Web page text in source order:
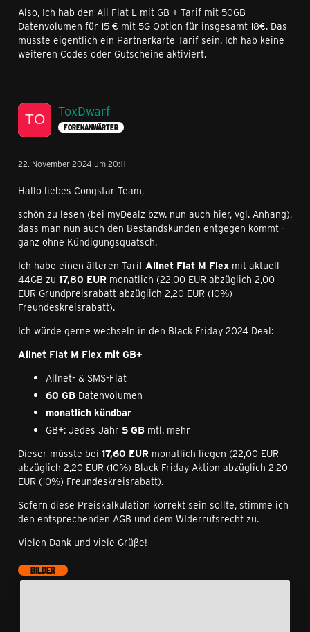
Also, Ich hab den All Flat L mit GB + Tarif mit 50GB
Datenvolumen für 15 € mit 5G Option für insgesamt 18€. Das
müsste eigentlich ein Partnerkarte Tarif sein. Ich hab keine
weiteren Codes oder Gutscheine aktiviert.
ToxDwarf
FORENANWÄRTER
22. November 2024 um 20:11
Hallo liebes Congstar Team,
schön zu lesen (bei myDealz bzw. nun auch hier, vgl. Anhang),
dass man nun auch den Bestandskunden entgegen kommt -
ganz ohne Kündigungsquatsch.
Ich habe einen älteren Tarif Allnet Flat M Flex mit aktuell
44GB zu 17,80 EUR monatlich (22,00 EUR abzüglich 2,00
EUR Grundpreisrabatt abzüglich 2,20 EUR (10%)
Freundeskreisrabatt).
Ich würde gerne wechseln in den Black Friday 2024 Deal:
Allnet Flat M Flex mit GB+
Allnet- & SMS-Flat
60 GB Datenvolumen
monatlich kündbar
GB+: Jedes Jahr 5 GB mtl. mehr
Dieser müsste bei 17,60 EUR monatlich liegen (22,00 EUR
abzüglich 2,20 EUR (10%) Black Friday Aktion abzüglich 2,20
EUR (10%) Freundeskreisrabatt).
Sofern diese Preiskalkulation korrekt sein sollte, stimme ich
den entsprechenden AGB und dem WIderrufsrecht zu.
Vielen Dank und viele Grüße!
BILDER